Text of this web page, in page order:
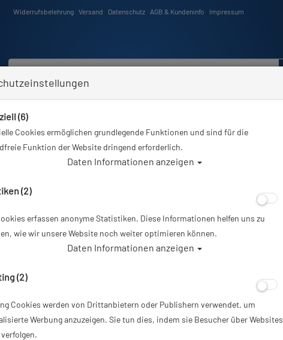
Widerrufsbelehrung Versand Datenschutz AGB & Kundeninfo Impressum
Sie sind hier Tauchausrüstung Tauchmasken mit optischen Gläsern
(6)
Cookies ermöglichen grundlegende Funktionen und sind für die
Funktion der Website dringend erforderlich.
Daten Informationen anzeigen
(2)
erfassen anonyme Statistiken. Diese Informationen helfen uns zu
wie wir unsere Website noch weiter optimieren können.
Daten Informationen anzeigen
(2)
Cookies werden von Drittanbietern oder Publishern verwendet, um
Werbung anzuzeigen. Sie tun dies, indem sie Besucher über Websites